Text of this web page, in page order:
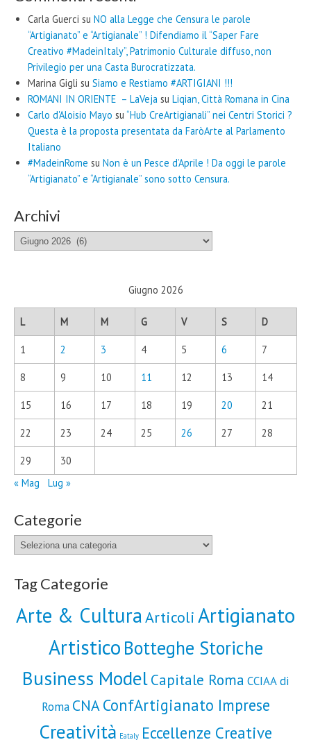
Carla Guerci su NO alla Legge che Censura le parole
“Artigianato” e “Artigianale” ! Difendiamo il “Saper Fare
Creativo #MadeinItaly”, Patrimonio Culturale diffuso, non
Privilegio per una Casta Burocratizzata.
Marina Gigli su Siamo e Restiamo #ARTIGIANI !!!
ROMANI IN ORIENTE – LaVeja su Liqian, Città Romana in Cina
Carlo d'Aloisio Mayo su “Hub CreArtigianali” nei Centri Storici ?
Questa è la proposta presentata da FaròArte al Parlamento
Italiano
#MadeinRome su Non è un Pesce d’Aprile ! Da oggi le parole
“Artigianato” e “Artigianale” sono sotto Censura.
Archivi
Archivi
Giugno 2026
L M M G V S D
1 2 3 4 5 6 7
8 9 10 11 12 13 14
15 16 17 18 19 20 21
22 23 24 25 26 27 28
29
30
« Mag
Lug »
Categorie
Categorie
Tag Categorie
Arte & CulturaArticoli Artigianato
Artistico Botteghe Storiche
Business ModelCapitale Roma CCIAA di
Roma CNAConfArtigianato Imprese
Creatività Eataly Eccellenze Creative